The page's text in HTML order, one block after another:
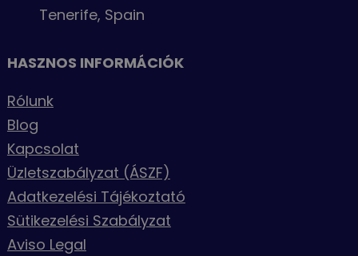
Tenerife, Spain
HASZNOS INFORMÁCIÓK
Rólunk
Blog
Kapcsolat
Üzletszabályzat (ÁSZF)
Adatkezelési Tájékoztató
Sütikezelési Szabályzat
Aviso Legal